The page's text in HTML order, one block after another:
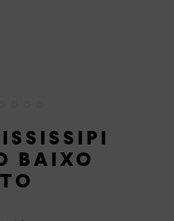
BAIXO